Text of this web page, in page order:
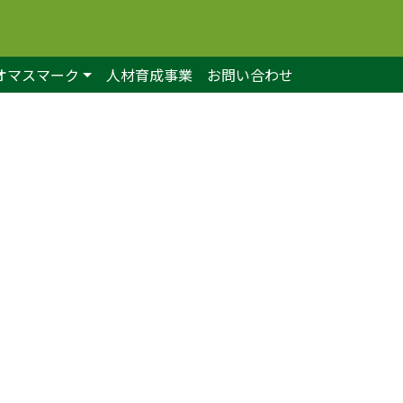
マスマーク 人材育成事業 お問い合わせ